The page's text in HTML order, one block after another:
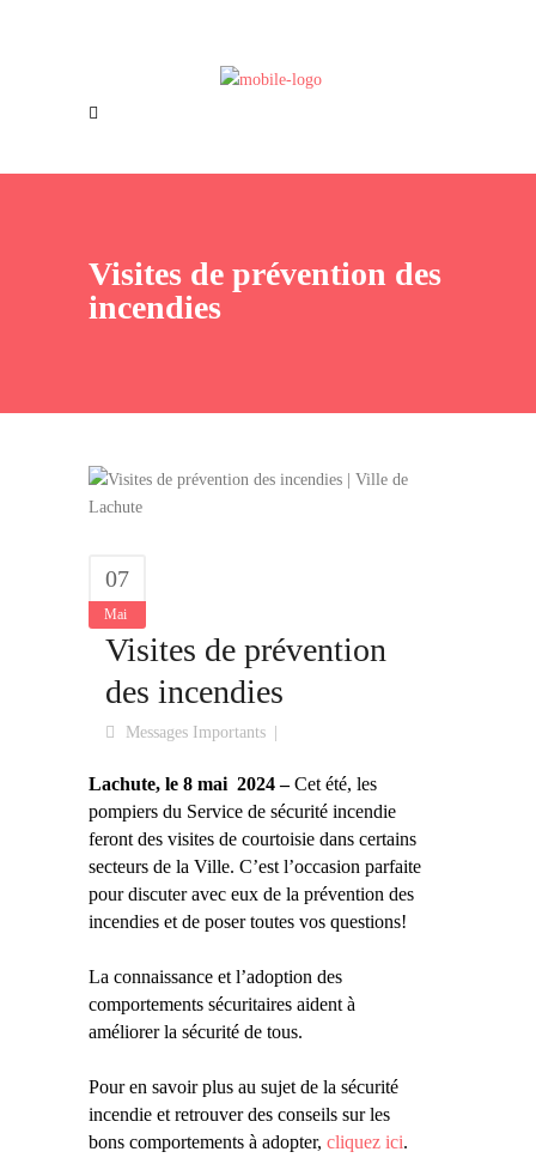
Offres d’emploi
Visites de prévention des
incendies
07
Mai
Visites de prévention
des incendies
Messages Importants
Lachute, le 8 mai 2024– Cet été, les
pompiers du Service de sécurité incendie
feront des visites de courtoisie dans certains
secteurs de la Ville. C’est l’occasion parfaite
pour discuter avec eux de la prévention des
incendies et de poser toutes vos questions!
La connaissance et l’adoption des
comportements sécuritaires aident à
améliorer la sécurité de tous.
Pour en savoir plus au sujet de la sécurité
incendie et retrouver des conseils sur les
bons comportements à adopter, cliquez ici.